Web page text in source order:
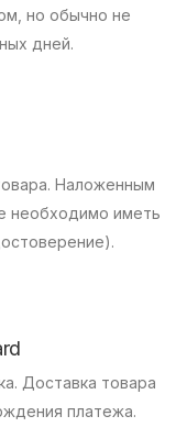
но обычно не
дней.
Наложенным
необходимо иметь
Доставка товара
платежа.